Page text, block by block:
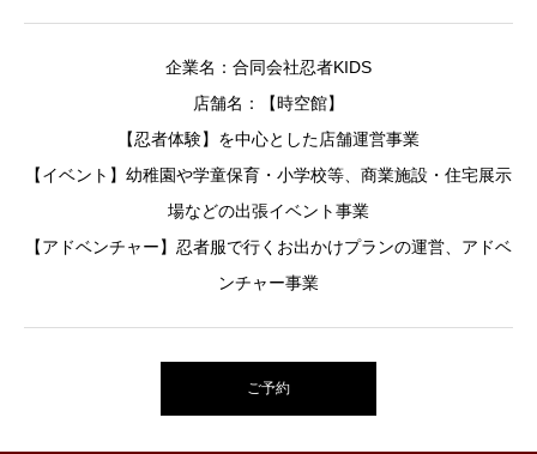
企業名：合同会社忍者KIDS
店舗名：【時空館】
【忍者体験】を中心とした店舗運営事業
【イベント】幼稚園や学童保育・小学校等、商業施設・住宅展示
場などの出張イベント事業
【アドベンチャー】忍者服で行くお出かけプランの運営、アドベ
ンチャー事業
ご予約